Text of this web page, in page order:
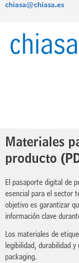
chiasa@chiasa.es
Materiales
producto
El pasaporte digital de
esencial para el sector
objetivo es garantizar
información clave
Los materiales de
legibilidad, durabilidad
packaging.